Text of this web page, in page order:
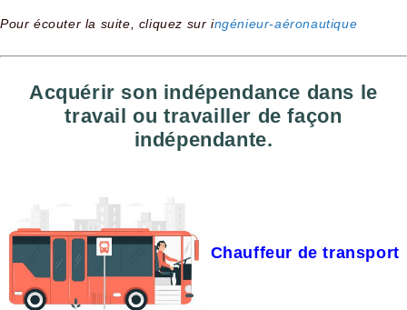
Pour écouter la suite, cliquez sur ingénieur-aéronautique
Acquérir son indépendance dans le
travail ou travailler de façon
indépendante.
Chauffeur de transport